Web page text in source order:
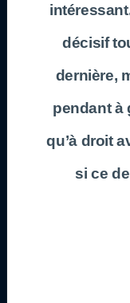
décisif
dernière,
pendant à
qu’à droit
si ce